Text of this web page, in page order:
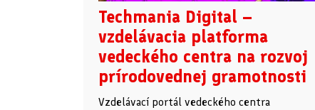
Techmania Digital –
vzdelávacia platforma
vedeckého centra na rozvoj
prírodovednej gramotnosti
Vzdelávací portál vedeckého centra